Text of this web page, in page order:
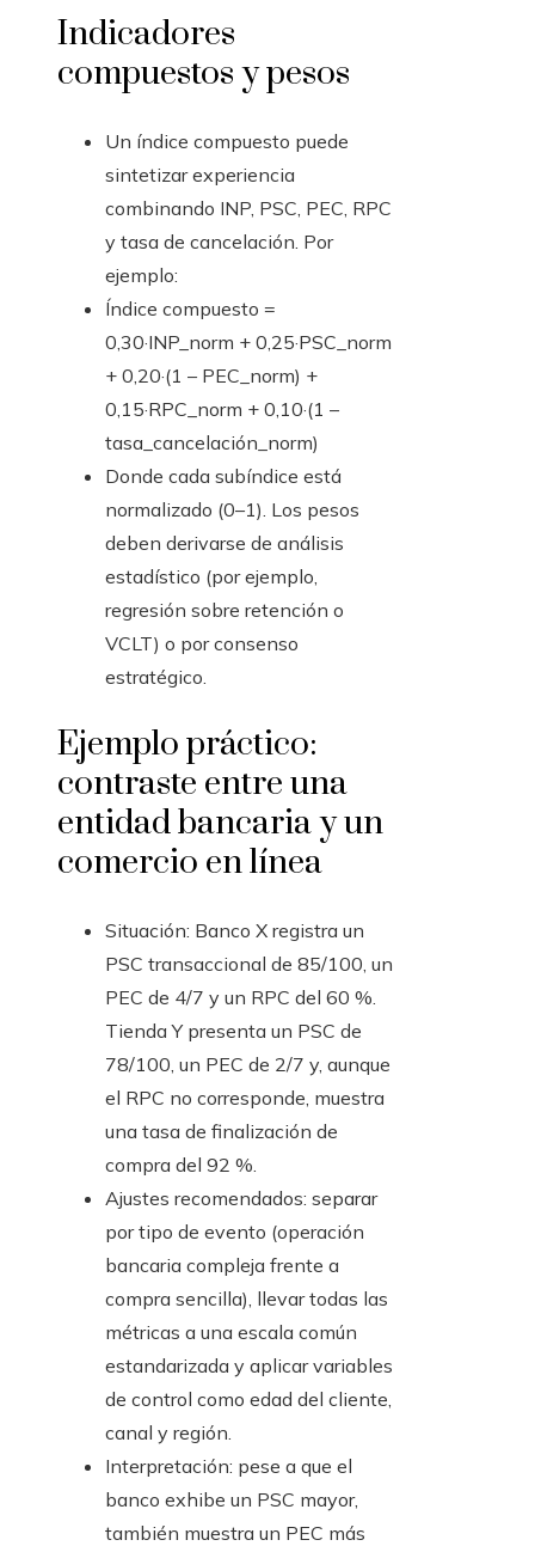
Indicadores
compuestos y pesos
Un índice compuesto puede
sintetizar experiencia
combinando INP, PSC, PEC, RPC
y tasa de cancelación. Por
ejemplo:
Índice compuesto =
0,30·INP_norm + 0,25·PSC_norm
+ 0,20·(1 – PEC_norm) +
0,15·RPC_norm + 0,10·(1 –
tasa_cancelación_norm)
Donde cada subíndice está
normalizado (0–1). Los pesos
deben derivarse de análisis
estadístico (por ejemplo,
regresión sobre retención o
VCLT) o por consenso
estratégico.
Ejemplo práctico:
contraste entre una
entidad bancaria y un
comercio en línea
Situación: Banco X registra un
PSC transaccional de 85/100, un
PEC de 4/7 y un RPC del 60 %.
Tienda Y presenta un PSC de
78/100, un PEC de 2/7 y, aunque
el RPC no corresponde, muestra
una tasa de finalización de
compra del 92 %.
Ajustes recomendados: separar
por tipo de evento (operación
bancaria compleja frente a
compra sencilla), llevar todas las
métricas a una escala común
estandarizada y aplicar variables
de control como edad del cliente,
canal y región.
Interpretación: pese a que el
banco exhibe un PSC mayor,
también muestra un PEC más